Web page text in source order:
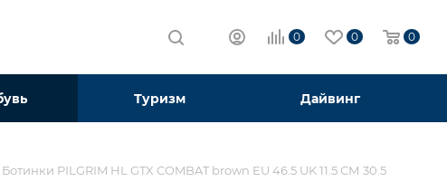
0 0 0
Туризм Дайвинг
Ботинки PILGRIM HL GTX COMBAT brown EU 46.5 UK 11.5 СМ 30.5